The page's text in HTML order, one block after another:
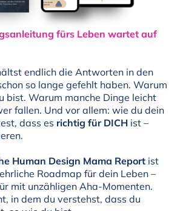
fürs Leben wartet auf
endlich die Antworten in den
so lange gefehlt haben. Warum
bist. Warum manche Dinge leicht
fallen. Und vor allem: wie du dein
dass es richtig für DICH ist –
Human Design Mama Report ist
Roadmap für dein Leben –
mit unzähligen Aha-Momenten.
in dem du verstehst, dass du